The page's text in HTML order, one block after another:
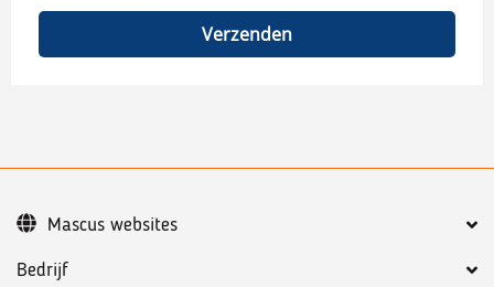
Verzenden
Bedrijf
Mascus websites